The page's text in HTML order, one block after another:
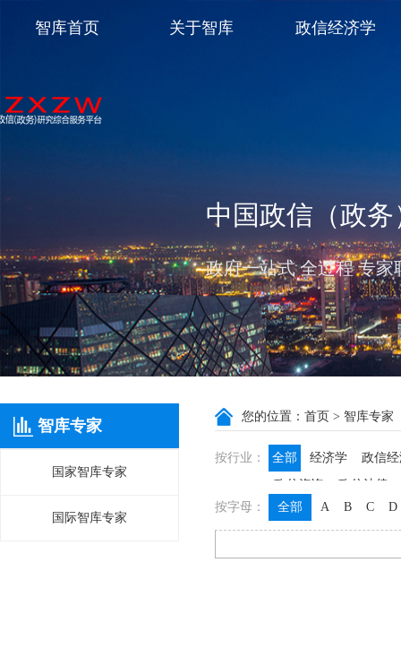
中国政信（政
政府一站式 全过程 专
智库首页 关于智库 政信经济学
智库专家
国家智库专家
国际智库专家
您的位置： 首页 > 智库专家
按行业： 全部 经济学
政信
政信咨询
政信法律
按字母：
全部 A B C D